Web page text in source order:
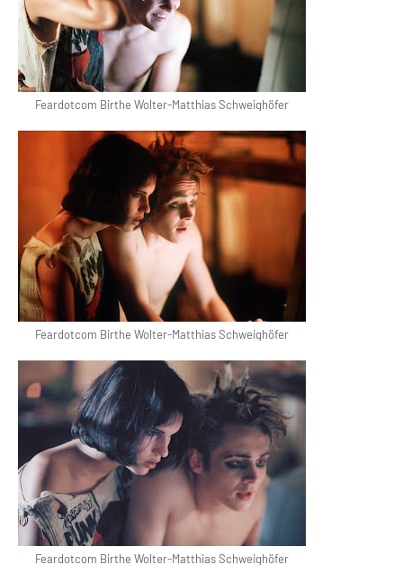
Feardotcom Birthe Wolter-Matthias Schweighöfer
Feardotcom Birthe Wolter-Matthias Schweighöfer
Feardotcom Birthe Wolter-Matthias Schweighöfer